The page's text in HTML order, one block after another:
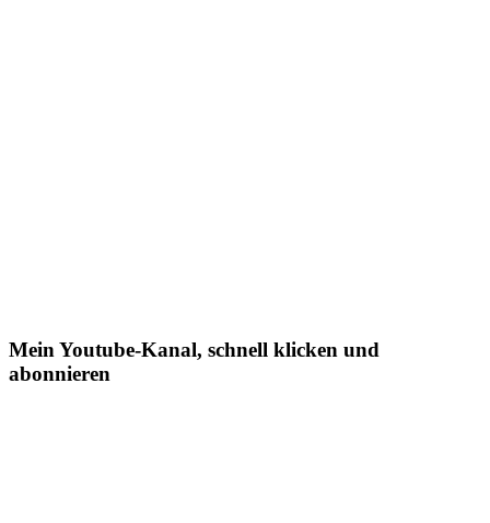
Mein Youtube-Kanal, schnell klicken und
abonnieren